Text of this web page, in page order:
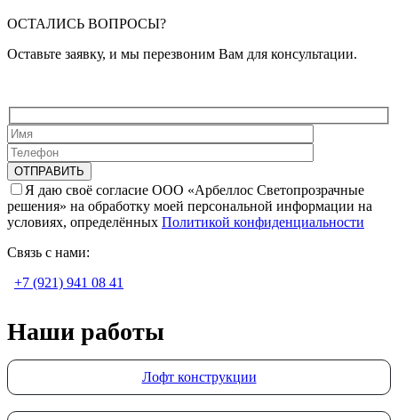
ОСТАЛИСЬ ВОПРОСЫ?
Оставьте заявку, и мы перезвоним Вам для консультации.
Я даю своё согласие ООО «Арбеллос Светопрозрачные
решения» на обработку моей персональной информации на
условиях, определённых Политикой конфиденциальности
Связь с нами:
+7 (921) 941 08 41
Наши работы
Лофт конструкции